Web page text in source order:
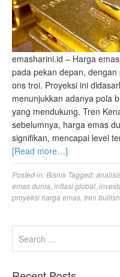
emasharini.id – Harga
pada pekan depan,
ons troi. Proyeksi ini
menunjukkan adanya pola
yang mendukung. Tren
sebelumnya, harga emas
signifikan, mencapai level
[Read more…]
Posted in:Bisnis Tagged:
emas dunia inflasi global
proyeksi harga emas tren